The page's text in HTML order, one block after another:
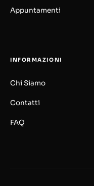
Appuntamenti
INFORMAZIONI
Chi Siamo
Contatti
FAQ